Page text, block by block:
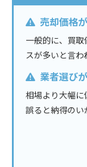
売却価格
一般的に、買
スが多いと言わ
業者選び
相場より大幅に
誤ると納得のい